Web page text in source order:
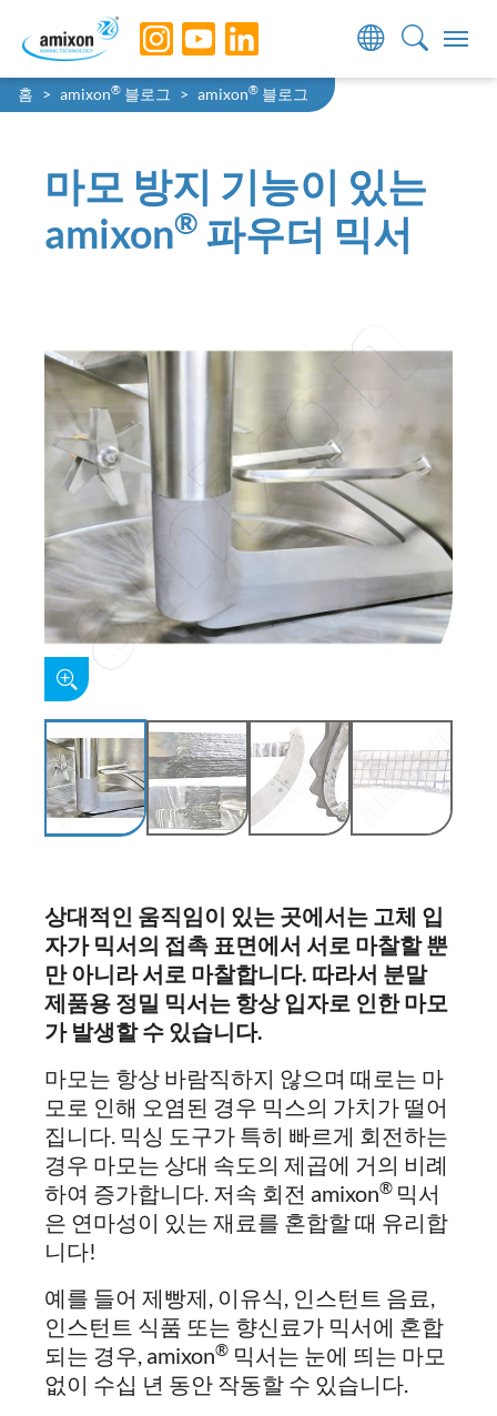
Skip to main navigation
Skip to main content
Skip to page footer
You are here:
홈 amixon® 블로그 amixon® 블로그
마모 방지 기능이 있는
amixon® 파우더 믹서
상대적인 움직임이 있는 곳에서는 고체 입
자가 믹서의 접촉 표면에서 서로 마찰할 뿐
만 아니라 서로 마찰합니다. 따라서 분말
제품용 정밀 믹서는 항상 입자로 인한 마모
가 발생할 수 있습니다.
마모는 항상 바람직하지 않으며 때로는 마
모로 인해 오염된 경우 믹스의 가치가 떨어
집니다. 믹싱 도구가 특히 빠르게 회전하는
경우 마모는 상대 속도의 제곱에 거의 비례
하여 증가합니다. 저속 회전 amixon® 믹서
은 연마성이 있는 재료를 혼합할 때 유리합
니다!
예를 들어 제빵제, 이유식, 인스턴트 음료,
인스턴트 식품 또는 향신료가 믹서에 혼합
되는 경우, amixon® 믹서는 눈에 띄는 마모
없이 수십 년 동안 작동할 수 있습니다.